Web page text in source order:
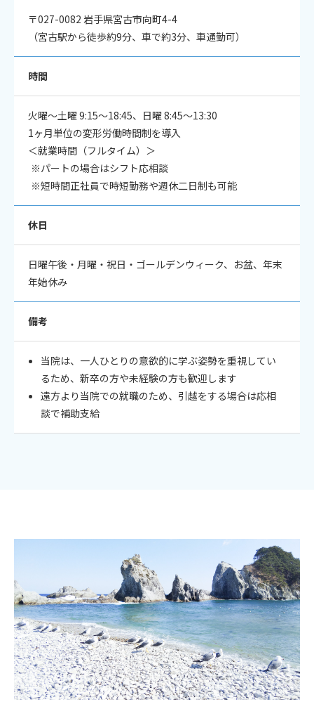
〒027-0082 岩手県宮古市向町4-4
（宮古駅から徒歩約9分、車で約3分、車通勤可）
時間
火曜～土曜 9:15〜18:45、日曜 8:45〜13:30
1ヶ月単位の変形労働時間制を導入
＜就業時間（フルタイム）＞
※パートの場合はシフト応相談
※短時間正社員で時短勤務や週休二日制も可能
休日
日曜午後・月曜・祝日・ゴールデンウィーク、お盆、年末
年始休み
備考
当院は、一人ひとりの意欲的に学ぶ姿勢を重視してい
るため、新卒の方や未経験の方も歓迎します
遠方より当院での就職のため、引越をする場合は応相
談で補助支給